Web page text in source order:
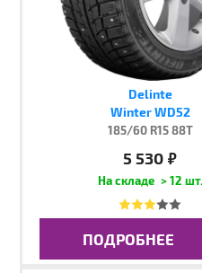
Delinte
Winter WD52
185/60 R15 88T
5 530 руб.
> 12 шт.
ПОДРОБНЕЕ